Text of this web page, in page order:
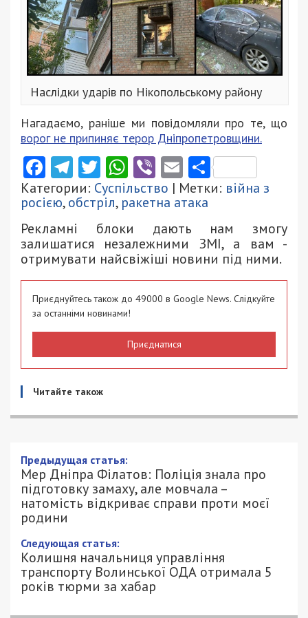
Наслідки ударів по Нікопольському району
Нагадаємо, раніше ми повідомляли про те, що
ворог не припиняє терор Дніпропетровщини.
Facebook
Telegram
Twitter
WhatsApp
ViberEmail
Категории: Суспільство | Метки: війна з
росією,обстріл, ракетна атака
Рекламні блоки дають нам змогу
залишатися незалежними ЗМІ, а вам -
отримувати найсвіжіші новини під ними.
Приєднуйтесь також до 49000 в Google News. Слідкуйте
за останніми новинами!
Приєднатися
Читайте також
Мер Дніпра Філатов: Поліція знала про
підготовку замаху, але мовчала –
натомість відкриває справи проти моєї
родини
26/06/2025 - 21:17
АННА БАУМАН - СПЕЦИАЛЬНО ДЛЯ
49000.COM.UA
765